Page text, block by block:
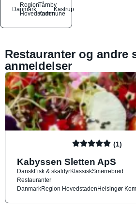
Danmark
Region
Hovedstaden
Tårnby
Kommune
Kastrup
Restauranter og andre
anmeldelser
(1)
Kabyssen Sletten ApS
DanskFisk & skaldyrKlassiskSmørrebrød
Restauranter
DanmarkRegion HovedstadenHelsingør